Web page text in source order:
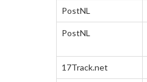
PostNL
PostNL
17Track.net